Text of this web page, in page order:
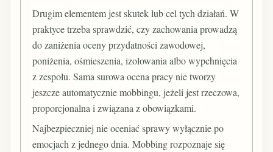
Drugim elementem jest skutek lub cel tych działań. W
praktyce trzeba sprawdzić, czy zachowania prowadzą
do zaniżenia oceny przydatności zawodowej,
poniżenia, ośmieszenia, izolowania albo wypchnięcia
z zespołu. Sama surowa ocena pracy nie tworzy
jeszcze automatycznie mobbingu, jeżeli jest rzeczowa,
proporcjonalna i związana z obowiązkami.
Najbezpieczniej nie oceniać sprawy wyłącznie po
emocjach z jednego dnia. Mobbing rozpoznaje się